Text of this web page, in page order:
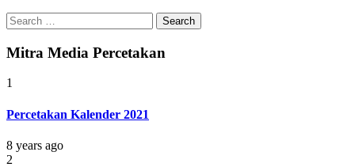
Search
for:
Mitra Media Percetakan
1
Percetakan Kalender 2021
8 years ago
2